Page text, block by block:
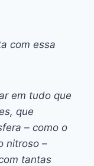
com essa
em tudo que
que
– como o
nitroso –
tantas